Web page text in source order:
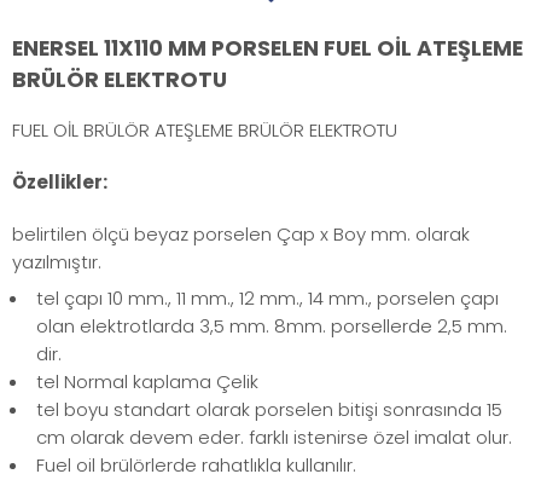
ENERSEL 11X110 MM PORSELEN FUEL OİL ATEŞLEME
BRÜLÖR ELEKTROTU
FUEL OİL BRÜLÖR ATEŞLEME BRÜLÖR ELEKTROTU
Özellikler:
belirtilen ölçü beyaz porselen Çap x Boy mm. olarak
yazılmıştır.
tel çapı 10 mm., 11 mm., 12 mm., 14 mm., porselen çapı
olan elektrotlarda 3,5 mm. 8mm. porsellerde 2,5 mm.
dir.
tel Normal kaplama Çelik
tel boyu standart olarak porselen bitişi sonrasında 15
cm olarak devem eder. farklı istenirse özel imalat olur.
Fuel oil brülörlerde rahatlıkla kullanılır.